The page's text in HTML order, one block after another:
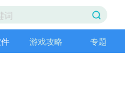
游戏攻略 专题